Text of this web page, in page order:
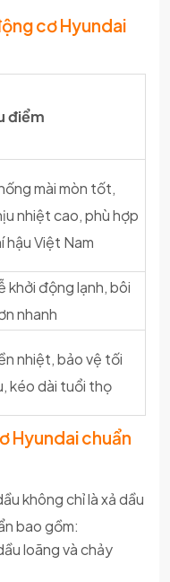
cơ Hyundai
điểm
mài mòn tốt,
nhiệt cao, phù hợp
hậu Việt Nam
khởi động lạnh, bôi
nhanh
nhiệt, bảo vệ tối
kéo dài tuổi thọ
Hyundai chuẩn
không chỉ là xả dầu
bao gồm:
loãng và chảy